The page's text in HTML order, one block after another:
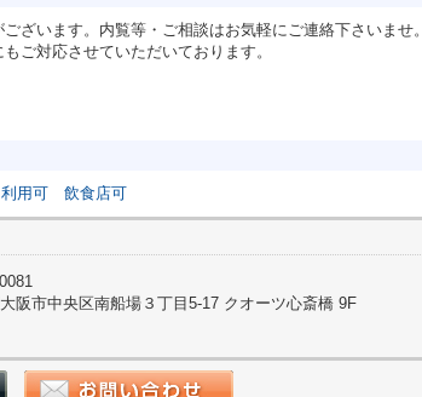
ざいます。内覧等・ご相談はお気軽にご連絡下さいませ。
ご対応させていただいております。
用可 飲食店可
阪市中央区南船場３丁目5-17 クオーツ心斎橋 9F